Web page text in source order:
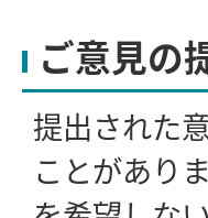
ご意見の
提出された
ことがあり